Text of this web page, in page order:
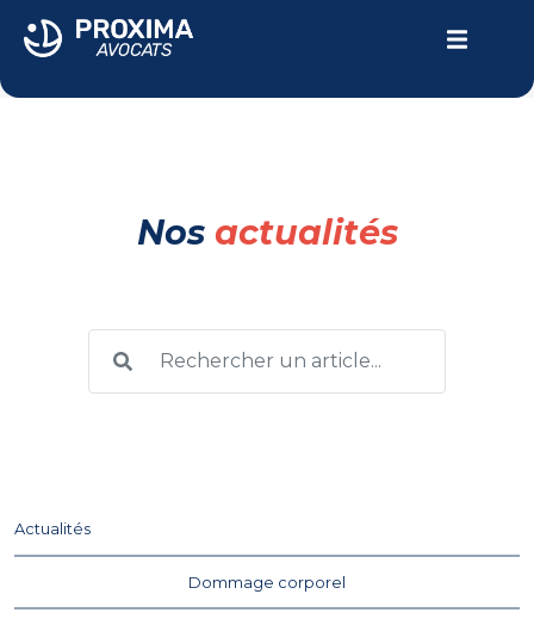
DOMMAGE CORPOREL
Contactez-nous
Nos actualités
Actualités
Dommage corporel